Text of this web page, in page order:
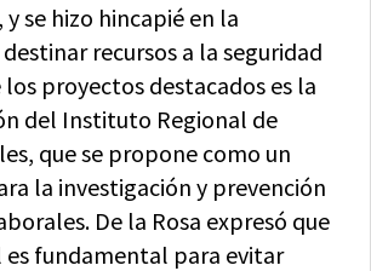
se hizo hincapié en la
recursos a la seguridad
proyectos destacados es la
del Instituto Regional de
que se propone como un
la investigación y prevención
De la Rosa expresó que
fundamental para evitar